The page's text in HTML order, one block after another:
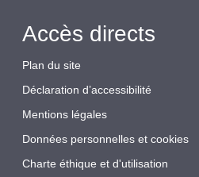
Accès directs
Plan du site
Déclaration d’accessibilité
Mentions légales
Données personnelles et cookies
Charte éthique et d'utilisation